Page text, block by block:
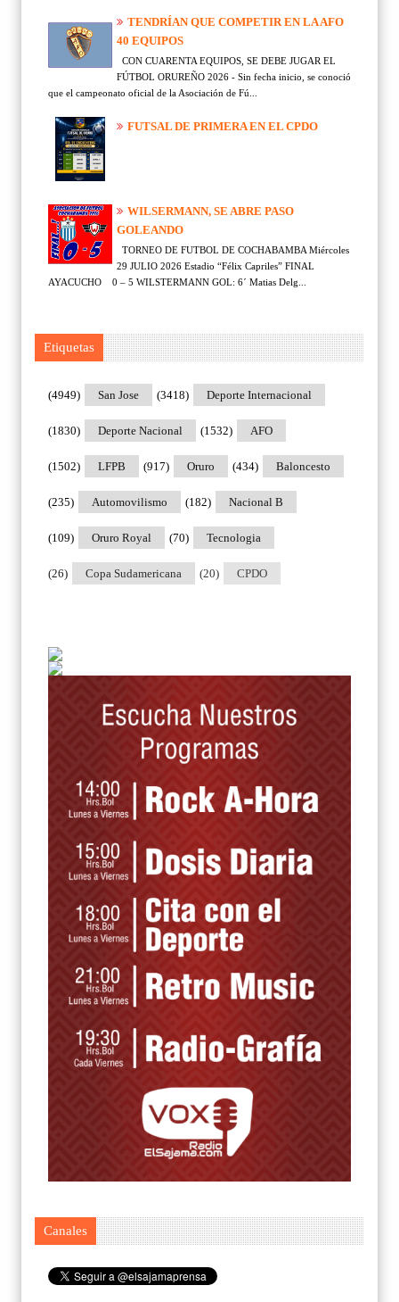
TENDRÍAN QUE COMPETIR EN LA AFO
40 EQUIPOS
CON CUARENTA EQUIPOS, SE DEBE JUGAR EL
FÚTBOL ORUREÑO 2026 - Sin fecha inicio, se conoció
que el campeonato oficial de la Asociación de Fú...
FUTSAL DE PRIMERA EN EL CPDO
WILSERMANN, SE ABRE PASO
GOLEANDO
TORNEO DE FUTBOL DE COCHABAMBA Miércoles
29 JULIO 2026 Estadio “Félix Capriles” FINAL
AYACUCHO 0 – 5 WILSTERMANN GOL: 6´ Matias Delg...
Etiquetas
San Jose
(4949) Deporte Internacional
(3418)
Deporte Nacional
(1830) AFO
(1532)
LFPB
(1502) Oruro
(917) Baloncesto
(434)
Automovilismo
(235) Nacional B
(182)
Oruro Royal
(109) Tecnologia
(70)
Copa Sudamericana
(26) CPDO
(20)
Canales